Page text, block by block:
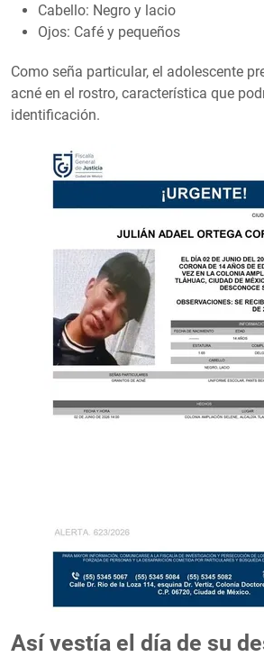
Cabello: Negro y lacio
Ojos: Café y pequeños
Como seña particular, el adolescente
acné en el rostro, característica que
identificación.
Así vestía el día de su